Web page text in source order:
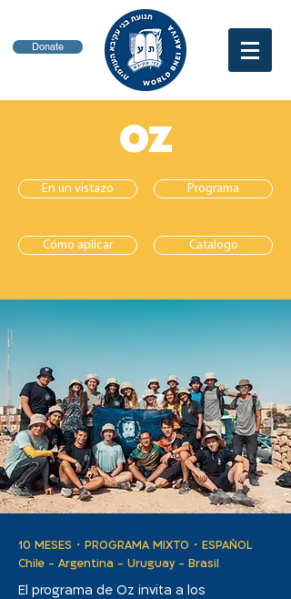
Donate
OZ
En un vistazo Programa
Cómo aplicar Catalogo
10 MESES・PROGRAMA MIXTO・ESPAÑOL
Chile - Argentina - Uruguay - Brasil
El programa de Oz invita a los